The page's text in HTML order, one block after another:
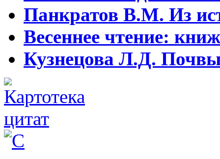
Панкратов В.М. Из
Весеннее чтение:
Кузнецова Л.Д. Почвы